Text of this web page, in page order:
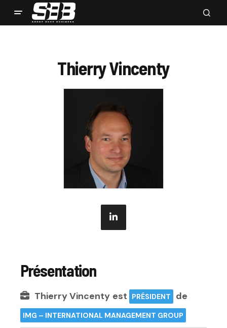
Thierry Vincenty
Présentation
Thierry Vincenty est PRÉSIDENT de
IMG – INTERNATIONAL MANAGEMENT GROUP